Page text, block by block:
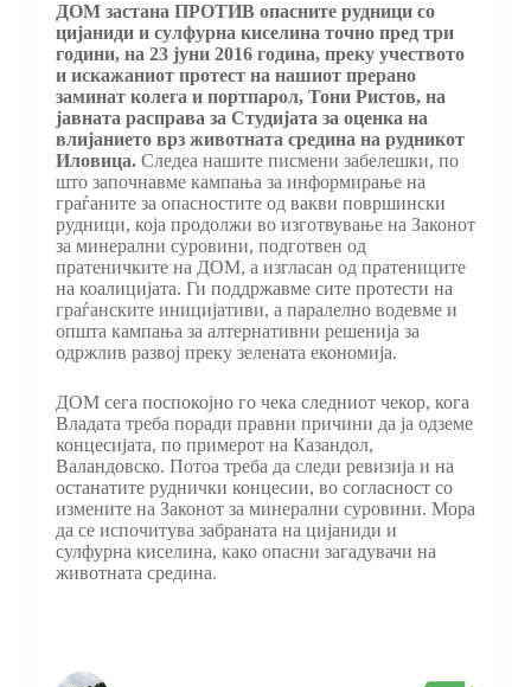
ДОМ застана ПРОТИВ опасните рудници со
цијаниди и сулфурна киселина точно пред три
години, на 23 јуни 2016 година, преку учеството
и искажаниот протест на нашиот прерано
заминат колега и портпарол, Тони Ристов, на
јавната расправа за Студијата за оценка на
влијанието врз животната средина на рудникот
Иловица. Следеа нашите писмени забелешки, по
што започнавме кампања за информирање на
граѓаните за опасностите од вакви површински
рудници, која продолжи во изготвување на Законот
за минерални суровини, подготвен од
пратеничките на ДОМ, а изгласан од пратениците
на коалицијата. Ги поддржавме сите протести на
граѓанските иницијативи, а паралелно водевме и
општа кампања за алтернативни решенија за
одржлив развој преку зелената економија.
ДОМ сега поспокојно го чека следниот чекор, кога
Владата треба поради правни причини да ја одземе
концесијата, по примерот на Казандол,
Валандовско. Потоа треба да следи ревизија и на
останатите руднички концесии, во согласност со
измените на Законот за минерални суровини. Мора
да се испочитува забраната на цијаниди и
сулфурна киселина, како опасни загадувачи на
животната средина.